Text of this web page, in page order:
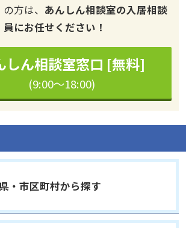
の方は、 あんしん相談室の入居相談
員にお任せください！
しん相談室窓口 [無料]
(9:00～18:00)
・市区町村から探す